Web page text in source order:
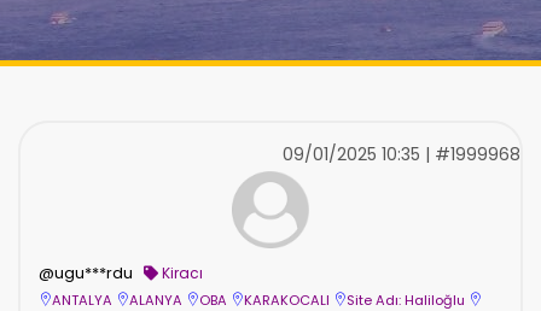
@ugu***rdu Kiracı
ANTALYA ALANYA OBA KARAKOCALI
Site Adı: Haliloğlu
09/01/2025 10:35 | #1999968